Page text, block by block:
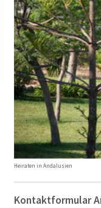
Heiraten in Andalusien
Kontaktformular